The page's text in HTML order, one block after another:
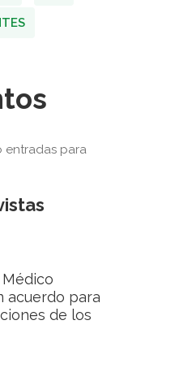
entradas para
acuerdo para
de los